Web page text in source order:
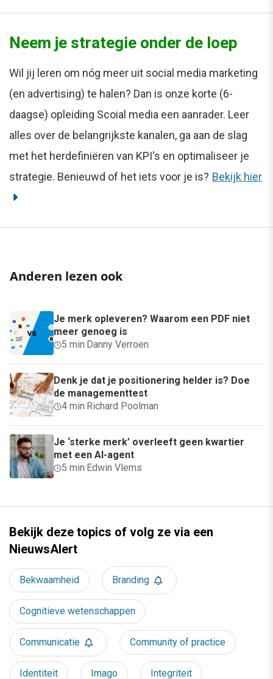
Neem je strategie onder de loep
Wil jij leren om nóg meer uit social media marketing
(en advertising) te halen? Dan is onze korte (6-
daagse) opleiding Scoial media een aanrader. Leer
alles over de belangrijkste kanalen, ga aan de slag
met het herdefiniëren van KPI's en optimaliseer je
strategie. Benieuwd of het iets voor je is? Bekijk hier
Anderen lezen ook
Je merk opleveren? Waarom een PDF niet
meer genoeg is
5 min· Danny Verroen
Denk je dat je positionering helder is? Doe
de managementtest
4 min· Richard Poolman
Je ‘sterke merk’ overleeft geen kwartier
met een AI-agent
5 min· Edwin Vlems
Bekijk deze topics of volg ze via een
NieuwsAlert
Bekwaamheid Branding
Cognitieve wetenschappen
Communicatie Community of practice
Identiteit Imago Integriteit